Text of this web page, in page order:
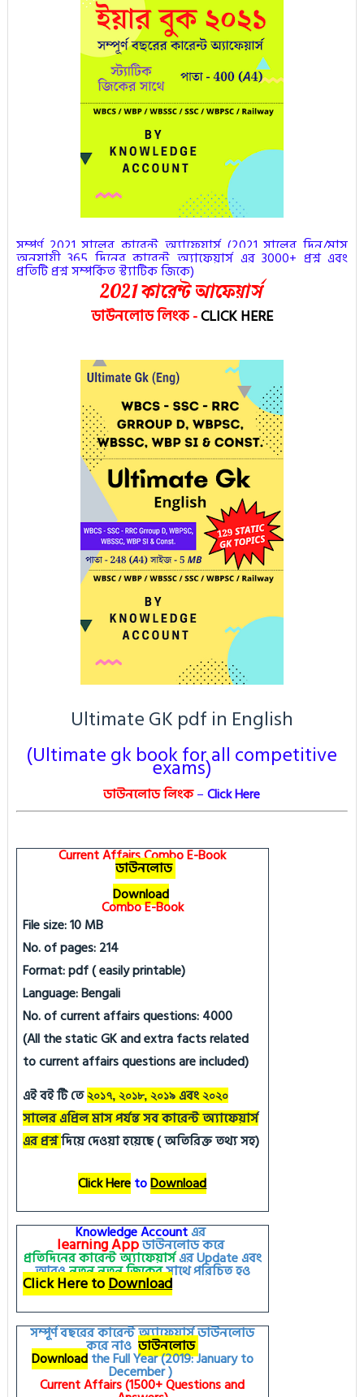
সম্পূর্ণ 2021 সালের কারেন্ট অ্যাফেয়ার্স (2021 সালের দিন/মাস
অনুযায়ী 365 দিনের কারেন্ট অ্যাফেয়ার্স এর 3000+ প্রশ্ন এবং
প্রতিটি প্রশ্ন সম্পর্কিত স্ট্যাটিক জিকে)
2021 কারেন্ট আফেয়ার্স
ডাউনলোড লিংক-CLICK HERE
Ultimate GK pdf in English
(Ultimate gk book for all competitive
exams)
ডাউনলোড লিংক–Click Here
Current Affairs Combo E-Book
ডাউনলোড
Download
Combo E-Book
File size: 10 MB
No. of pages: 214
Format: pdf ( easily printable)
Language: Bengali
No. of current affairs questions: 4000
(All the static GK and extra facts related
to current affairs questions are included)
এই বই টি তে ২০১৭, ২০১৮, ২০১৯ এবং২০২০
সালের এপ্রিল মাস পর্যন্ত সব কারেন্ট অ্যাফেয়ার্স
এর প্রশ্নদিয়ে দেওয়া হয়েছে ( অতিরিক্ত তথ্য সহ)
Click HeretoDownload
Knowledge Accountএর
learningAppডাউনলোড করে
প্রতিদিনের কারেন্ট অ্যাফেয়ার্সএরUpdateএবং
আরওনতুননতুনজিকেরসাথে পরিচিত হও
Click Here toDownload
সম্পূর্ণ বছরের কারেন্ট অ্যাফেয়ার্স ডাউনলোড
করে নাও ডাউনলোড
Downloadthe Full Year (2019: January to
December )
Current Affairs (1500+ Questions and